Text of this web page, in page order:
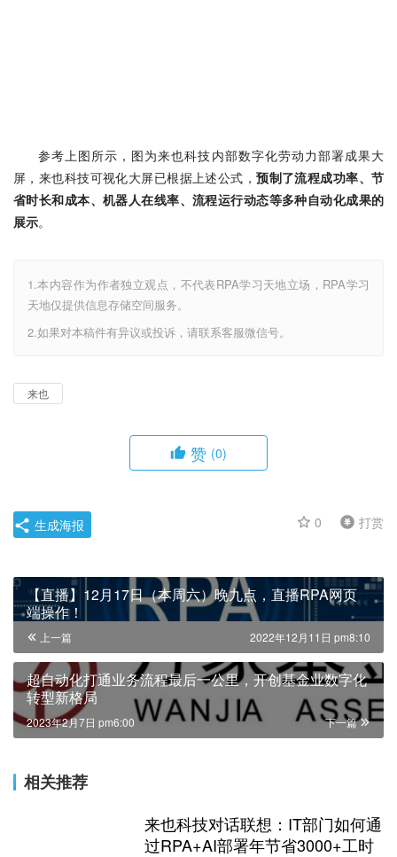
参考上图所示，图为来也科技内部数字化劳动力部署成果大
屏，来也科技可视化大屏已根据上述公式，预制了流程成功率、节
省时长和成本、机器人在线率、流程运行动态等多种自动化成果的
展示。
1.本内容作为作者独立观点，不代表RPA学习天地立场，RPA学习
天地仅提供信息存储空间服务。
2.如果对本稿件有异议或投诉，请联系客服微信号。
来也
赞 (0)
0 打赏
生成海报
【直播】12月17日（本周六）晚九点，直播RPA网页
端操作！
上一篇 2022年12月11日 pm8:10
超自动化打通业务流程最后一公里，开创基金业数字化
转型新格局
下一篇
2023年2月7日 pm6:00
相关推荐
来也科技对话联想：IT部门如何通
过RPA+AI部署年节省3000+工时